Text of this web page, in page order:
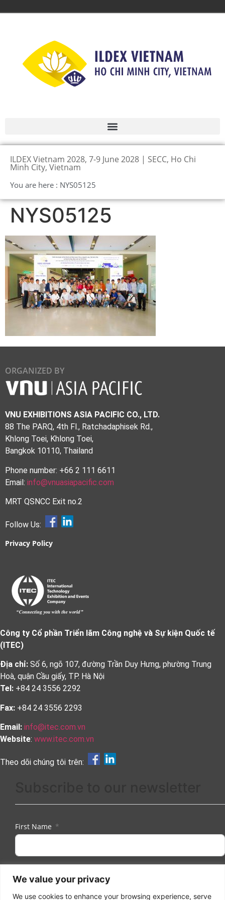
We value your privacy
We use cookies to enhance your browsing experience, serve
ILDEX Vietnam 2028, 7-9 June 2028 | SECC, Ho Chi
Minh City, Vietnam
You are here : NYS05125
NYS05125
ORGANIZED BY
VNU EXHIBITIONS ASIA PACIFIC CO., LTD.
88 The PARQ, 4th Fl., Ratchadaphisek Rd.,
Khlong Toei, Khlong Toei,
Bangkok 10110, Thailand
Phone number: +66 2 111 6611
Email: info@vnuasiapacific.com
MRT QSNCC Exit no.2
Follow Us:
Privacy Policy
Công ty Cổ phần Triển lãm Công nghệ và Sự kiện Quốc tế
(ITEC)
Địa chỉ: Số 6, ngõ 107, đường Trần Duy Hưng, phường Trung
Hoà, quận Cầu giấy, TP. Hà Nội
Tel: +84 24 3556 2292
Fax: +84 24 3556 2293
Email: info@itec.com.vn
Website: www.itec.com.vn
Theo dõi chúng tôi trên:
First Name